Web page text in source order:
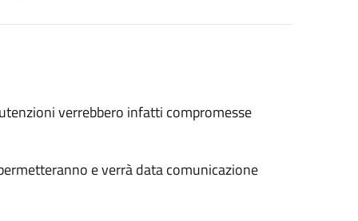
verrebbero infatti compromesse
e verrà data comunicazione